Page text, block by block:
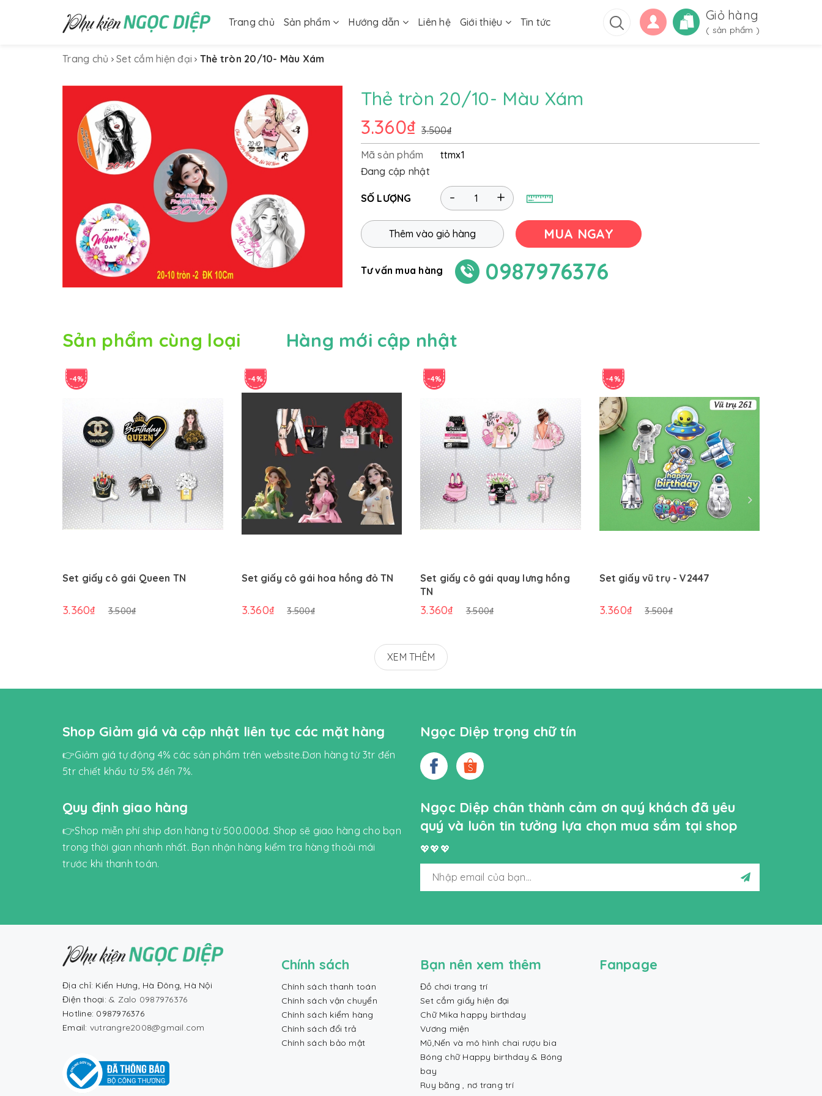
Trang chủ Sản phẩm Hướng dẫn Liên hệ Giới thiệu Tin tức Giỏ hàng
( sản phẩm )
Trang chủ Set cắm hiện đại Thẻ tròn 20/10- Màu Xám
Thẻ tròn 20/10- Màu Xám
3.360₫ 3.500₫
Mã sản phẩm
ttmx1
Đang cập nhật
SỐ LƯỢNG +
-
Thêm vào giỏ hàng MUA NGAY
Tư vấn mua hàng 0987976376
Sản phẩm cùng loại Hàng mới cập nhật
-4%
Set giấy cô gái Queen TN
3.360₫ 3.500₫
-4%
Set giấy cô gái hoa hồng đỏ TN
3.360₫ 3.500₫
-4%
Set giấy cô gái quay lưng hồng
TN
3.360₫ 3.500₫
-4%
Set giấy vũ trụ - V2447
3.360₫ 3.500₫
XEM THÊM
Shop Giảm giá và cập nhật liên tục các mặt hàng
👉Giảm giá tự động 4% các sản phẩm trên website.Đơn hàng từ 3tr đến
5tr chiết khấu từ 5% đến 7%.
Quy định giao hàng
👉Shop miễn phí ship đơn hàng từ 500.000đ. Shop sẽ giao hàng cho bạn
trong thời gian nhanh nhất. Bạn nhận hàng kiểm tra hàng thoải mái
trước khi thanh toán.
Ngọc Diệp trọng chữ tín
Ngọc Diệp chân thành cảm ơn quý khách đã yêu
quý và luôn tin tưởng lựa chọn mua sắm tại shop
💖💖💖
Địa chỉ: Kiến Hưng, Hà Đông, Hà Nội
Điện thoại: & Zalo 0987976376
Hotline: 0987976376
Email: vutrangre2008@gmail.com
Chính sách
Chính sách thanh toán
Chính sách vận chuyển
Chính sách kiểm hàng
Chính sách đổi trả
Chính sách bảo mật
Bạn nên xem thêm
Đồ chơi trang trí
Set cắm giấy hiện đại
Chữ Mika happy birthday
Vương miện
Mũ,Nến và mô hình chai rượu bia
Bóng chữ Happy birthday & Bóng
bay
Ruy băng , nơ trang trí
Fanpage